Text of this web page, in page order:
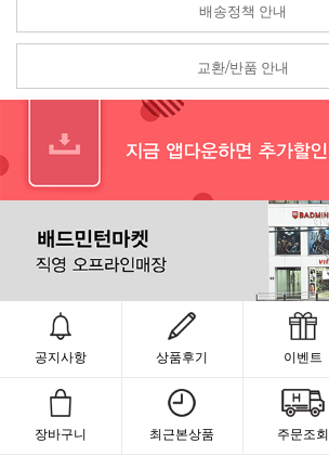
배송정책 안내
교환/반품 안내
공지사항 상품후기 이벤트
장바구니 최근본상품 주문조회